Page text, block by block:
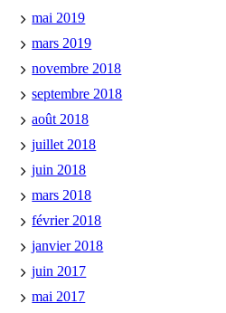
mai 2019
mars 2019
novembre 2018
septembre 2018
août 2018
juillet 2018
juin 2018
mars 2018
février 2018
janvier 2018
juin 2017
mai 2017